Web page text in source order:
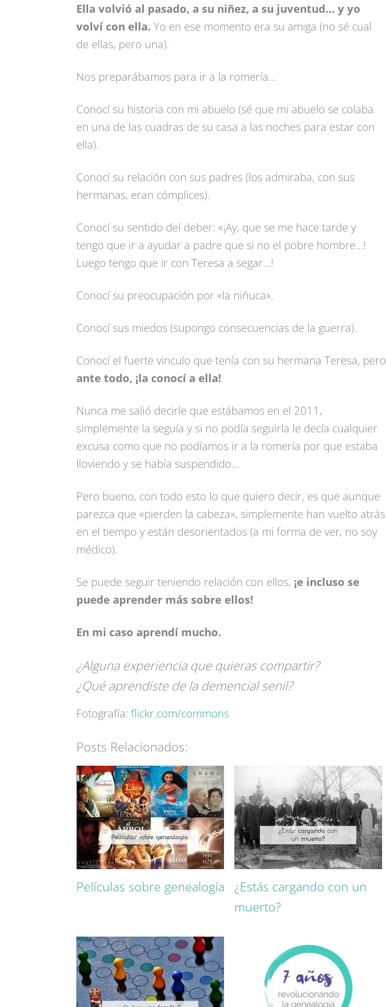
Ella volvió al pasado, a su niñez, a su juventud… y yo
volví con ella. Yo en ese momento era su amiga (no sé cual
de ellas, pero una).
Nos preparábamos para ir a la romería…
Conocí su historia con mi abuelo (sé que mi abuelo se colaba
en una de las cuadras de su casa a las noches para estar con
ella).
Conocí su relación con sus padres (los admiraba, con sus
hermanas, eran cómplices).
Conocí su sentido del deber: «¡Ay, que se me hace tarde y
tengo que ir a ayudar a padre que si no el pobre hombre…!
Luego tengo que ir con Teresa a segar…!
Conocí su preocupación por «la niñuca».
Conocí sus miedos (supongo consecuencias de la guerra).
Conocí el fuerte vinculo que tenía con su hermana Teresa, pero
ante todo, ¡la conocí a ella!
Nunca me salió decirle que estábamos en el 2011,
simplemente la seguía y si no podía seguirla le decía cualquier
excusa como que no podíamos ir a la romería por que estaba
lloviendo y se había suspendido…
Pero bueno, con todo esto lo que quiero decir, es que aunque
parezca que «pierden la cabeza», simplemente han vuelto atrás
en el tiempo y están desorientados (a mi forma de ver, no soy
médico).
Se puede seguir teniendo relación con ellos, ¡e incluso se
puede aprender más sobre ellos!
En mi caso aprendí mucho.
¿Alguna experiencia que quieras compartir?
¿Qué aprendiste de la demencial senil?
Fotografía: flickr.com/commons
Posts Relacionados:
Películas sobre genealogía
¿Estás cargando con un
muerto?